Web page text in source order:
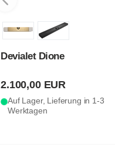
KEF XIO SLATE
2.299,00 EUR
Auf Lager, Lieferung in 1-3
Werktagen